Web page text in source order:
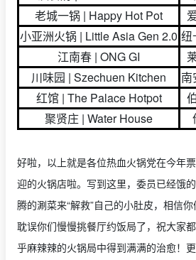
老城一锅 | Happy Hot Pot
小亚洲火锅 | Little Asia Gen 2.0 纽
江南春 | ONG GI
川味园 | Szechuen Kitchen
南
红馆 | The Palace Hotpot
聚贤庄 | Water House
好啦，以上就是各位热血火锅党在今年
迎的火锅店啦。写到这里，委员已经饿
腾的涮菜来“解救”自己的小肚皮，相信
耽误你们慢慢挑餐厅约饭局了，祝大家
乎麻辣辣的火锅局中得到满满的治愈！